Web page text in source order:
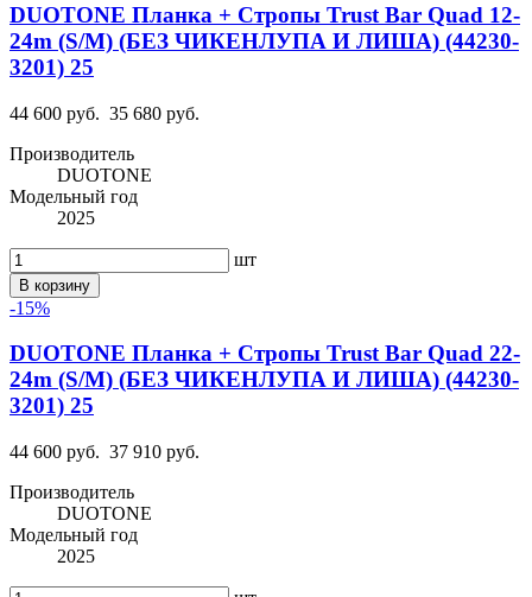
DUOTONE Планка + Стропы Trust Bar Quad 12-
24m (S/M) (БЕЗ ЧИКЕНЛУПА И ЛИША) (44230-
3201) 25
44 600 руб. 35 680 руб.
Производитель
DUOTONE
Модельный год
2025
шт
В корзину
-15%
DUOTONE Планка + Стропы Trust Bar Quad 22-
24m (S/M) (БЕЗ ЧИКЕНЛУПА И ЛИША) (44230-
3201) 25
44 600 руб. 37 910 руб.
Производитель
DUOTONE
Модельный год
2025